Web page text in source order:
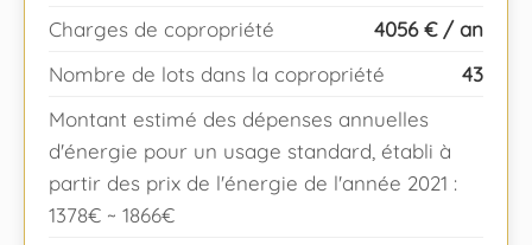
Charges de copropriété
4056 € / an
Nombre de lots dans la copropriété
43
Montant estimé des dépenses annuelles
d'énergie pour un usage standard, établi à
partir des prix de l'énergie de l'année 2021 :
1378€ ~ 1866€